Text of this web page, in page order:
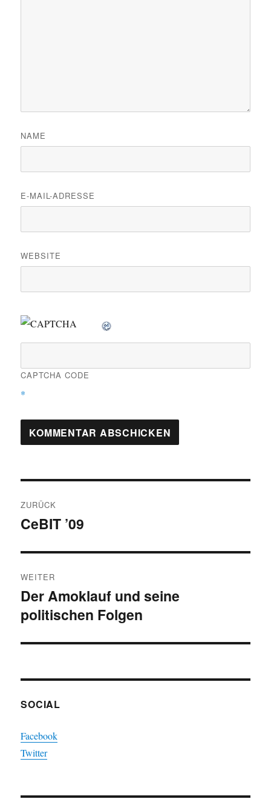
NAME
E-MAIL-ADRESSE
WEBSITE
CAPTCHA CODE
*
ZURÜCK
Vorheriger
CeBIT ’09
WEITER
Nächster
Beitrag:
Der Amoklauf und seine
politischen Folgen
SOCIAL
Facebook
Twitter